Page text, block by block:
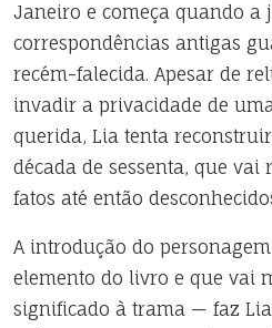
Janeiro e começa quando a
correspondências antigas
recém-falecida. Apesar de
invadir a privacidade de
querida, Lia tenta
década de sessenta, que vai
fatos até então
A introdução do
elemento do livro e que vai
significado à trama — faz